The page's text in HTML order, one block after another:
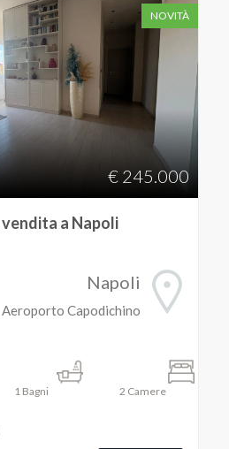
NOVITÀ
€ 245.000
a Napoli
Napoli
Aeroporto Capodichino
1Bagni 2 Camere